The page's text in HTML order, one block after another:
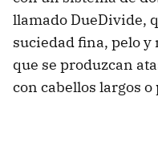
llamado DueDivide,
suciedad fina, pelo
que se produzcan
con cabellos largos o